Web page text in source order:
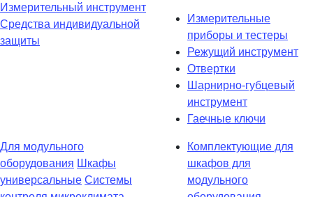
Измерительный инструмент
Средства индивидуальной
защиты
Измерительные
приборы и тестеры
Режущий инструмент
Отвертки
Шарнирно-губцевый
инструмент
Гаечные ключи
Для модульного
оборудования Шкафы
универсальные Системы
Комплектующие для
шкафов для
модульного